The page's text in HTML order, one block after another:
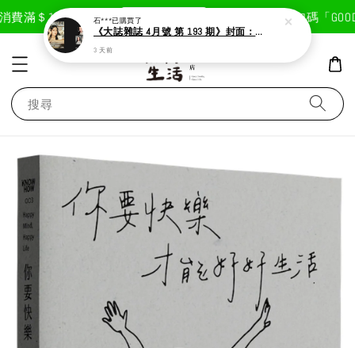
滿＄1800免運費 現在去購物！ 首次註冊輸入折扣碼「
搜尋
石***已購買了
《大誌雜誌 4月號 第 193 期》封面：Solar 頌樂
3 天前